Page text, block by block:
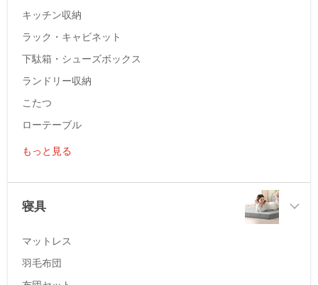
キッチン収納
ラック・キャビネット
下駄箱・シューズボックス
ランドリー収納
こたつ
ローテーブル
もっと見る
寝具
マットレス
羽毛布団